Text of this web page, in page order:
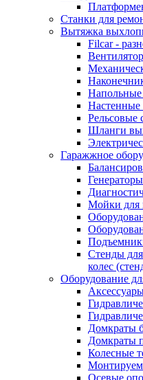
Станки для
Вытяжка
Filcar -
Рельсовые
Шланги
Гаражжное
Генераторы
Мойки для
Стенды
колес
Оборудование
Домкраты
Домкраты
Колесные
Осевые